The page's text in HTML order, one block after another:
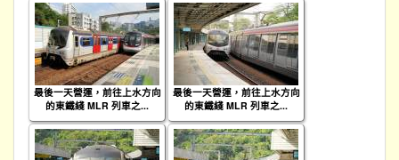
最後一天營運，前往上水方向
的東鐵綫 MLR 列車之...
最後一天營運，前往上水方向
的東鐵綫 MLR 列車之...